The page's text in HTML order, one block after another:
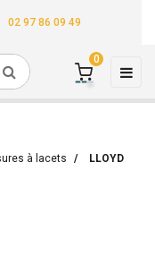
02 97 86 09 49
☰
0
à lacets
LLOYD